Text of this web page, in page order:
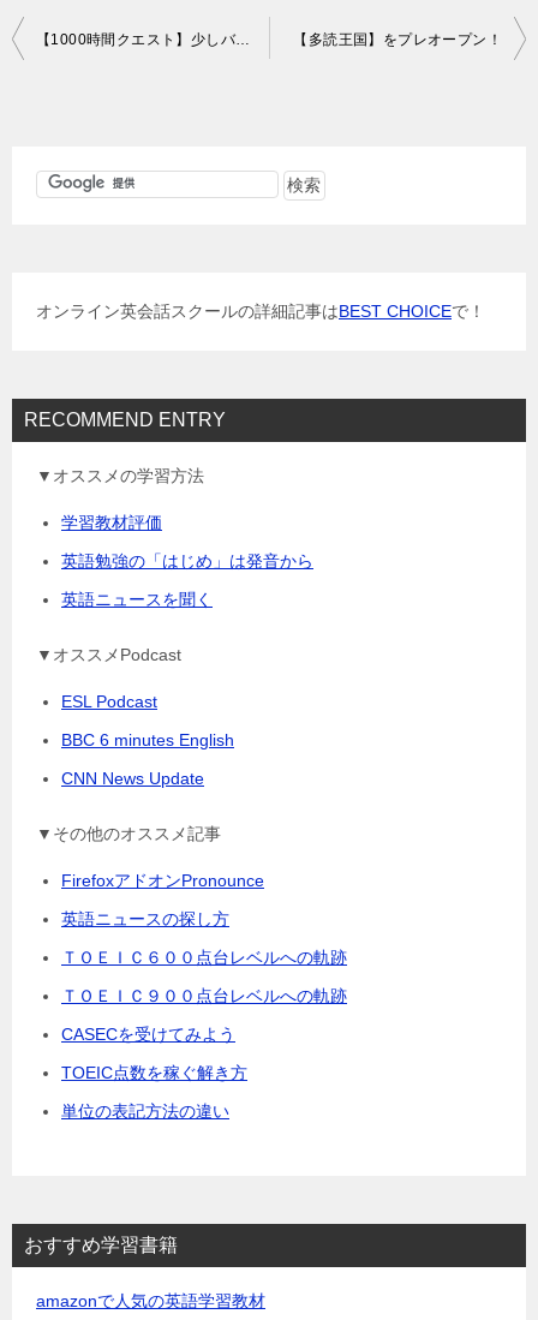
投
【1000時間クエスト】少しバージョンアップ 【多読王国】をプレオープン！
オンライン英会話スクールの詳細記事はBEST CHOICEで！
RECOMMEND ENTRY
▼オススメの学習方法
学習教材評価
英語勉強の「はじめ」は発音から
英語ニュースを聞く
▼オススメPodcast
ESL Podcast
BBC 6 minutes English
CNN News Update
▼その他のオススメ記事
FirefoxアドオンPronounce
英語ニュースの探し方
ＴＯＥＩＣ６００点台レベルへの軌跡
ＴＯＥＩＣ９００点台レベルへの軌跡
CASECを受けてみよう
TOEIC点数を稼ぐ解き方
単位の表記方法の違い
おすすめ学習書籍
amazonで人気の英語学習教材